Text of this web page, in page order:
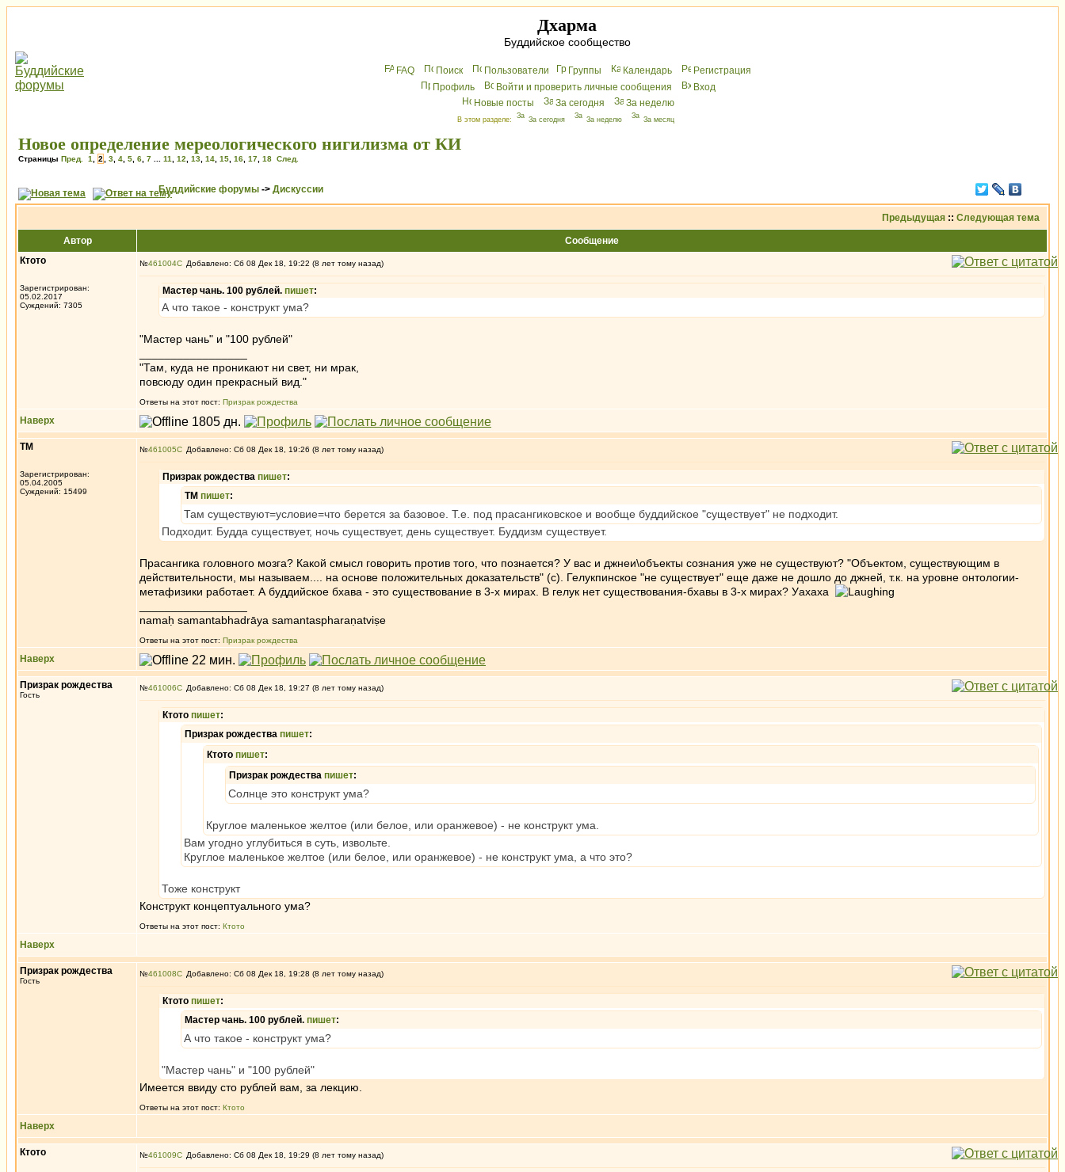
Дхарма
Буддийское сообщество
FAQ Поиск Пользователи Группы Календарь
Peгиcтрaция
Профиль
Войти и проверить личные сообщения
Вхoд
Новые посты
За сегодня За неделю
В этом разделе: За сегодня За неделю За месяц
Новое определение мереологического нигилизма от КИ
Страницы Пред. 1 2 3 4 5 6 7 11 12 13 14 15 16 17 18 След.
Буддийские форумы -> Дискуссии
Предыдущая :: Следующая тема
Автор
Сообщение
Ктото
Зарегистрирован:
05.02.2017
Суждений: 7305
№461004 Добавлено: Сб 08 Дек 18, 19:22 (8 лет тому назад)
Мастер чань. 100 рублей. пишет:
А что такое - конструкт ума?
"Мастер чань" и "100 рублей"
"Там, куда не проникают ни свет, ни мрак,
повсюду один прекрасный вид."
Ответы на этот пост: Призрак рождества
Наверх
ТМ
Зарегистрирован:
05.04.2005
Суждений: 15499
№461005 Добавлено: Сб 08 Дек 18, 19:26 (8 лет тому назад)
Призрак рождества пишет:
ТМ пишет:
Там существуют=условие=что берется за базовое. Т.е. под прасангиковское и вообще буддийское "существует" не подходит.
Подходит. Будда существует, ночь существует, день существует. Буддизм существует.
Прасангика головного мозга? Какой смысл говорить против того, что познается? У вас и джнеи\объекты сознания уже не существуют? "Объектом, существующим в
действительности, мы называем.... на основе положительных доказательств" (с). Гелукпинское "не существует" еще даже не дошло до джней, т.к. на уровне онтологии-
метафизики работает. А буддийское бхава - это существование в 3-х мирах. В гелук нет существования-бхавы в 3-х мирах? Уахаха
namaḥ samantabhadrāya samantaspharaṇatviṣe
Ответы на этот пост: Призрак рождества
Наверх
Призрак рождества
Гость
№461006 Добавлено: Сб 08 Дек 18, 19:27 (8 лет тому назад)
Ктото пишет:
Призрак рождества пишет:
Ктото пишет:
Призрак рождества пишет:
Солнце это конструкт ума?
Круглое маленькое желтое (или белое, или оранжевое) - не конструкт ума.
Вам угодно углубиться в суть, извольте.
Круглое маленькое желтое (или белое, или оранжевое) - не конструкт ума, а что это?
Тоже конструкт
Конструкт концептуального ума?
Ответы на этот пост: Ктото
Наверх
Призрак рождества
Гость
№461008 Добавлено: Сб 08 Дек 18, 19:28 (8 лет тому назад)
Ктото пишет:
Мастер чань. 100 рублей. пишет:
А что такое - конструкт ума?
"Мастер чань" и "100 рублей"
Имеется ввиду сто рублей вам, за лекцию.
Ответы на этот пост: Ктото
Наверх
Ктото №461009 Добавлено: Сб 08 Дек 18, 19:29 (8 лет тому назад)